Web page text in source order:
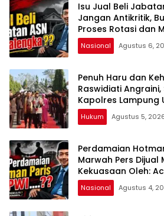
Isu Jual Beli
Jangan Antikritik,
Proses Rotasi dan
kepada Publik Oleh:
Hadie, S.Sos., MM.
Nasional Agustus 6,
Penuh Haru dan
Raswidiati Angraini,
Kapolres Lampung
Hukum Agustus 5,
Perdamaian
Marwah Pers Dijual
Kekuasaan Oleh:
(ASH)”
Nasional Agustus 4,